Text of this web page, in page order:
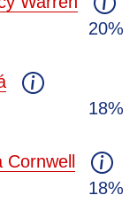
20%
18%
Cornwell
18%